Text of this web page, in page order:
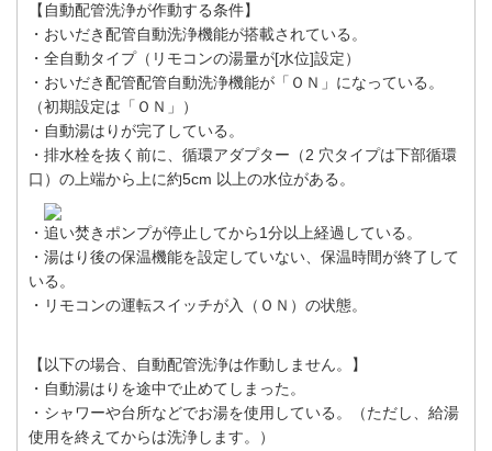
【自動配管洗浄が作動する条件】
・おいだき配管自動洗浄機能が搭載されている。
・全自動タイプ（リモコンの湯量が[水位]設定）
・おいだき配管配管自動洗浄機能が「ＯＮ」になっている。
（初期設定は「ＯＮ」）
・自動湯はりが完了している。
・排水栓を抜く前に、循環アダプター（2 穴タイプは下部循環
口）の上端から上に約5cm 以上の水位がある。
・追い焚きポンプが停止してから1分以上経過している。
・湯はり後の保温機能を設定していない、保温時間が終了して
いる。
・リモコンの運転スイッチが入（ＯＮ）の状態。
【以下の場合、自動配管洗浄は作動しません。】
・自動湯はりを途中で止めてしまった。
・シャワーや台所などでお湯を使用している。（ただし、給湯
使用を終えてからは洗浄します。）